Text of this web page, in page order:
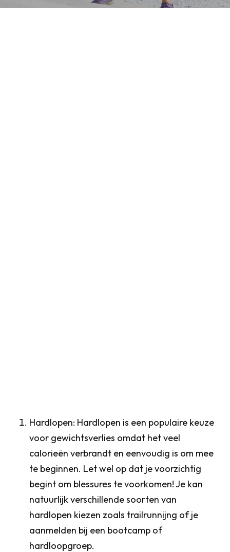
Hardlopen: Hardlopen is een populaire keuze
voor gewichtsverlies omdat het veel
calorieën verbrandt en eenvoudig is om mee
te beginnen. Let wel op dat je voorzichtig
begint om blessures te voorkomen! Je kan
natuurlijk verschillende soorten van
hardlopen kiezen zoals trailrunnijng of je
aanmelden bij een bootcamp of
hardloopgroep.